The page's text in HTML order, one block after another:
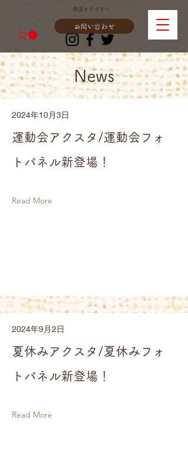
商品カテゴリー
お問い合わせ
free design
News
2024年10月3日
運動会アクスタ/運動会フォ
トパネル新登場！
Read More
2024年9月2日
夏休みアクスタ/夏休みフォ
トパネル新登場！
Read More